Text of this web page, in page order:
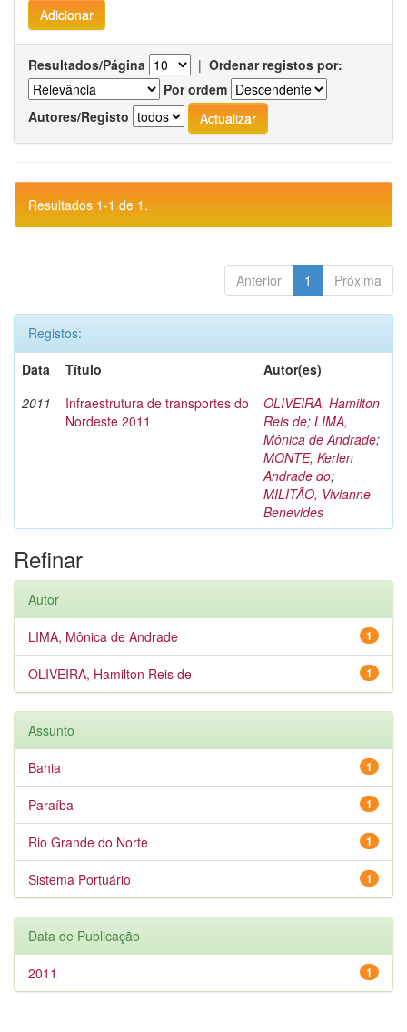
Resultados/Página | Ordenar registos por:
Por ordem
Autores/Registo
Resultados 1-1 de 1.
Anterior 1 Próxima
Registos:
Data
Título
Autor(es)
2011
Infraestrutura de transportes do
Nordeste 2011
OLIVEIRA, Hamilton
Reis de; LIMA,
Mônica de Andrade;
MONTE, Kerlen
Andrade do;
MILITÃO, Vivianne
Benevides
Refinar
Autor
1
LIMA, Mônica de Andrade
1
OLIVEIRA, Hamilton Reis de
Assunto
1
Bahia
1
Paraíba
1
Rio Grande do Norte
1
Sistema Portuário
Data de Publicação
1
2011